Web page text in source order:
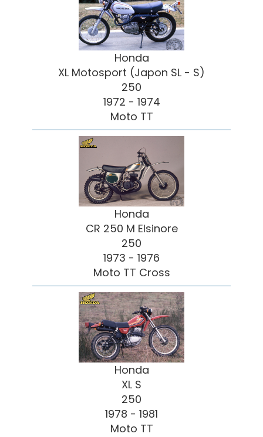
Honda
XL Motosport (Japon SL - S)
250
1972 - 1974
Moto TT
Honda
CR 250 M Elsinore
250
1973 - 1976
Moto TT Cross
Honda
XL S
250
1978 - 1981
Moto TT